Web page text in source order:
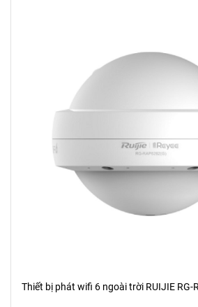
Thiết bị phát wifi 6 ngoài trời RUIJIE RG-